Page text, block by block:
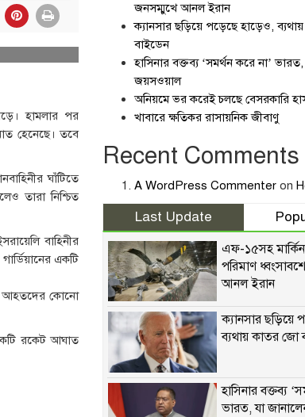
হামলার পর
হেনেছে। তবে
ঘাঁটিতে
তারা নিশ্চিত
বাহিনীর
একটি
আহতদের কোনো
রকেট আঘাত
জনসম্মুখে আনল ইরান
ক্যানসার ছড়িয়ে পড়েছে হাড়েও,
বাইডেন
হাসিনার বক্তব্য ‘সমর্থন করে না’
জয়সওয়াল
অনিয়মে ভর করেই চলছে বেসরকারি
খাবারে ক্ষতিকর রাসায়নিক জীবাণু
Recent Comments
A WordPress Commenter on
Last Update
এফ-১৫সহ
পরিমাণ
আনল ইরান
ক্যানসার ছড়িয়ে
ব্যথায় কাতর জো
হাসিনার বক্তব্য
ভারত, যা